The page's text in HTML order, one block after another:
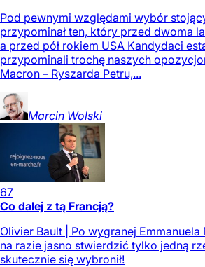
Pod pewnymi względami wybór
przypominał ten, który przed dwoma
a przed pół rokiem USA Kandydaci
przypominali trochę naszych
Macron – Ryszarda Petru,...
Marcin Wolski
67
Co dalej z tą Francją?
Olivier Bault | Po wygranej
na razie jasno stwierdzić tylko jedną
skutecznie się wybronił!